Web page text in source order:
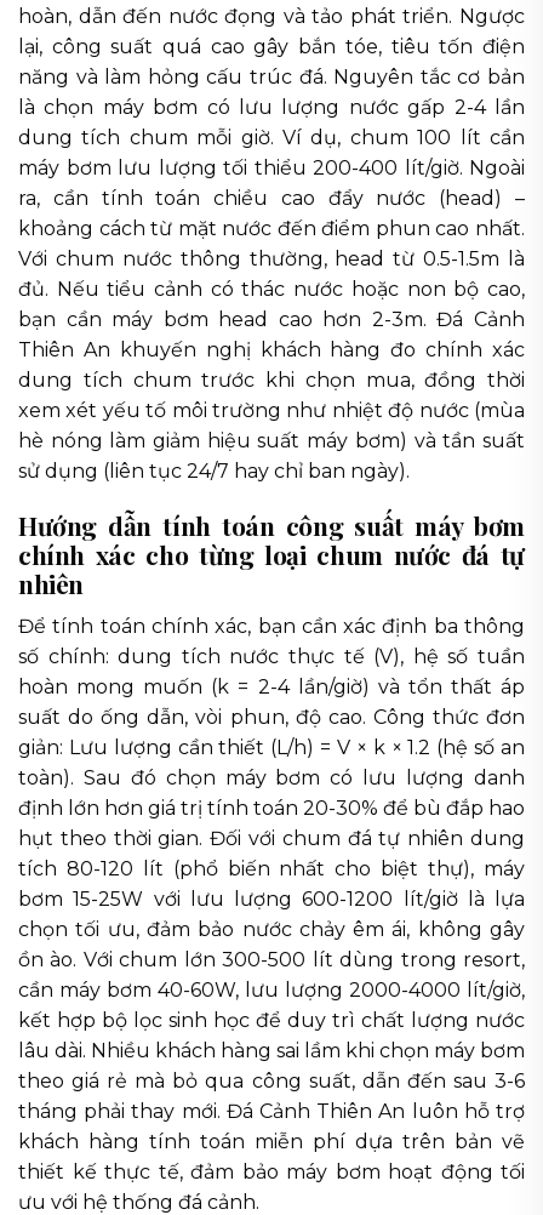
hoàn, dẫn đến nước đọng và tảo phát triển. Ngược
lại, công suất quá cao gây bắn tóe, tiêu tốn điện
năng và làm hỏng cấu trúc đá. Nguyên tắc cơ bản
là chọn máy bơm có lưu lượng nước gấp 2-4 lần
dung tích chum mỗi giờ. Ví dụ, chum 100 lít cần
máy bơm lưu lượng tối thiểu 200-400 lít/giờ. Ngoài
ra, cần tính toán chiều cao đẩy nước (head) –
khoảng cách từ mặt nước đến điểm phun cao nhất.
Với chum nước thông thường, head từ 0.5-1.5m là
đủ. Nếu tiểu cảnh có thác nước hoặc non bộ cao,
bạn cần máy bơm head cao hơn 2-3m. Đá Cảnh
Thiên An khuyến nghị khách hàng đo chính xác
dung tích chum trước khi chọn mua, đồng thời
xem xét yếu tố môi trường như nhiệt độ nước (mùa
hè nóng làm giảm hiệu suất máy bơm) và tần suất
sử dụng (liên tục 24/7 hay chỉ ban ngày).
Hướng dẫn tính toán công suất máy bơm
chính xác cho từng loại chum nước đá tự
nhiên
Để tính toán chính xác, bạn cần xác định ba thông
số chính: dung tích nước thực tế (V), hệ số tuần
hoàn mong muốn (k = 2-4 lần/giờ) và tổn thất áp
suất do ống dẫn, vòi phun, độ cao. Công thức đơn
giản: Lưu lượng cần thiết (L/h) = V × k × 1.2 (hệ số an
toàn). Sau đó chọn máy bơm có lưu lượng danh
định lớn hơn giá trị tính toán 20-30% để bù đắp hao
hụt theo thời gian. Đối với chum đá tự nhiên dung
tích 80-120 lít (phổ biến nhất cho biệt thự), máy
bơm 15-25W với lưu lượng 600-1200 lít/giờ là lựa
chọn tối ưu, đảm bảo nước chảy êm ái, không gây
ồn ào. Với chum lớn 300-500 lít dùng trong resort,
cần máy bơm 40-60W, lưu lượng 2000-4000 lít/giờ,
kết hợp bộ lọc sinh học để duy trì chất lượng nước
lâu dài. Nhiều khách hàng sai lầm khi chọn máy bơm
theo giá rẻ mà bỏ qua công suất, dẫn đến sau 3-6
tháng phải thay mới. Đá Cảnh Thiên An luôn hỗ trợ
khách hàng tính toán miễn phí dựa trên bản vẽ
thiết kế thực tế, đảm bảo máy bơm hoạt động tối
ưu với hệ thống đá cảnh.